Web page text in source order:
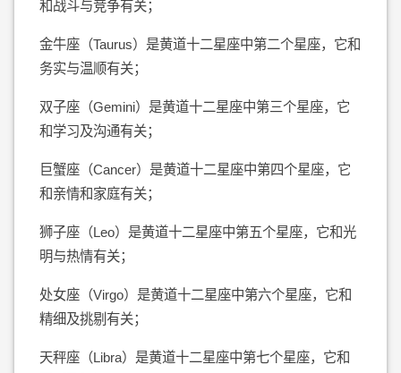
和战斗与竞争有关；
金牛座（Taurus）是黄道十二星座中第二个星座，它和
务实与温顺有关；
双子座（Gemini）是黄道十二星座中第三个星座，它
和学习及沟通有关；
巨蟹座（Cancer）是黄道十二星座中第四个星座，它
和亲情和家庭有关；
狮子座（Leo）是黄道十二星座中第五个星座，它和光
明与热情有关；
处女座（Virgo）是黄道十二星座中第六个星座，它和
精细及挑剔有关；
天秤座（Libra）是黄道十二星座中第七个星座，它和